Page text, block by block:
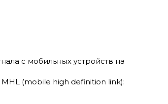
с мобильных устройств на
(mobile high definition link):